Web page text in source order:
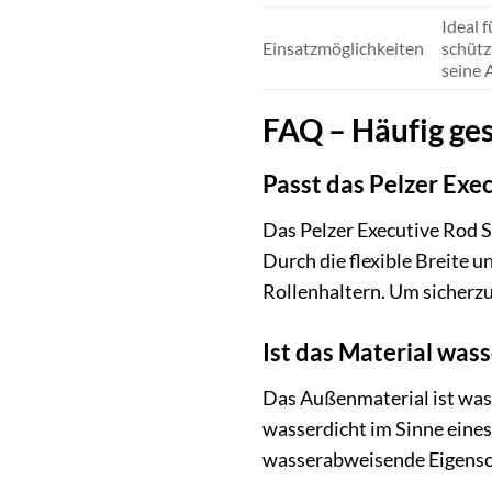
Einsatzmöglichkeiten
Ideal
seine
FAQ – Häufig
Passt das Pelzer
Das Pelzer Executive Rod
Durch die flexible Breite
Rollenhaltern. Um
Ist das Material
Das Außenmaterial ist
wasserdicht im Sinne
wasserabweisende